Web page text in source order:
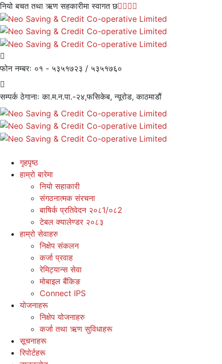
नियो बचत तथा ऋण सहकारीमा स्वागत छ
फोन नम्बरः ०१ - ५३५१७२३ / ५३५१७६०
सम्पर्क ठेगानाः का.म.न.पा.-२४,फसिकेब, न्यूरोड, काठमाडौं
गृहपृष्ठ
हाम्रो बारेमा
नियो सहाकारी
संगठनात्मक संरचना
बाषिर्क प्रतिवेदन २०८1/०८2
टेबल क्यालेण्डर २०८३
हाम्रो सेवाहरु
निक्षेप संकलन
कर्जा प्रवाह
रेमिट्यान्स सेवा
मोबाइल बैंकिङ
Connect IPS
योजनाहरू
निक्षेप योजनाहरु
कर्जा तथा ऋण सुविधाहरू
सूचनाहरू
रिपोर्टहरू